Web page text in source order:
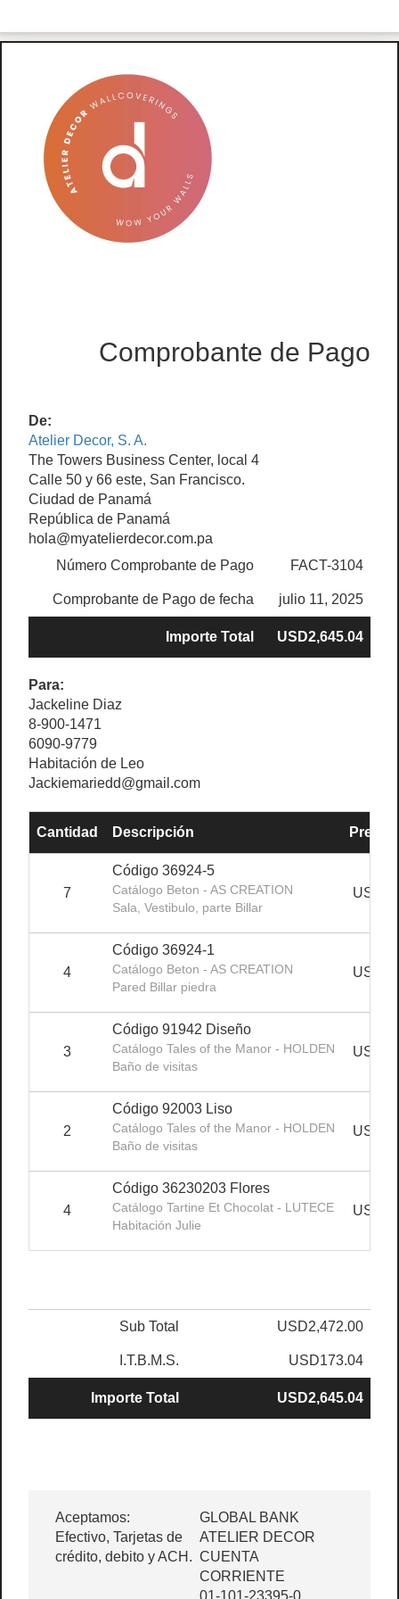
Comprobante de Pago
De:
Atelier Decor, S. A.
The Towers Business Center, local 4
Calle 50 y 66 este, San Francisco.
Ciudad de Panamá
República de Panamá
hola@myatelierdecor.com.pa
Número Comprobante de Pago
FACT-3104
Comprobante de Pago de fecha julio 11, 2025
Importe Total USD2,645.04
Para:
Jackeline Diaz
8-900-1471
6090-9779
Habitación de Leo
Jackiemariedd@gmail.com
Cantidad Descripción Precio
7
Código 36924-5
Catálogo Beton - AS CREATION
Sala, Vestibulo, parte Billar
4
Código 36924-1
Catálogo Beton - AS CREATION
Pared Billar piedra
3
Código 91942 Diseño
Catálogo Tales of the Manor - HOLDEN
Baño de visitas
2
Código 92003 Liso
Catálogo Tales of the Manor - HOLDEN
Baño de visitas
4
Código 36230203 Flores
Catálogo Tartine Et Chocolat - LUTECE
Habitación Julie
Sub Total USD2,472.00
I.T.B.M.S. USD173.04
Importe Total USD2,645.04
Aceptamos:
Efectivo, Tarjetas de
crédito, debito y ACH.
GLOBAL BANK
ATELIER DECOR
CUENTA
CORRIENTE
01-101-23395-0